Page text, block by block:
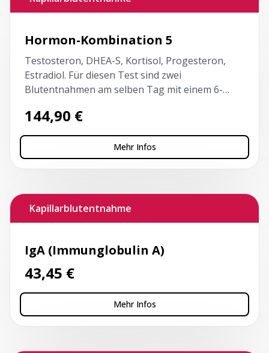
Hormon-Kombination 5
Testosteron, DHEA-S, Kortisol, Progesteron,
Estradiol. Für diesen Test sind zwei
Blutentnahmen am selben Tag mit einem 6-
vor 10 Uhr und nüchtern!
144,90 €
Mehr Infos
Kapillarblutentnahme
IgA (Immunglobulin A)
43,45 €
Mehr Infos